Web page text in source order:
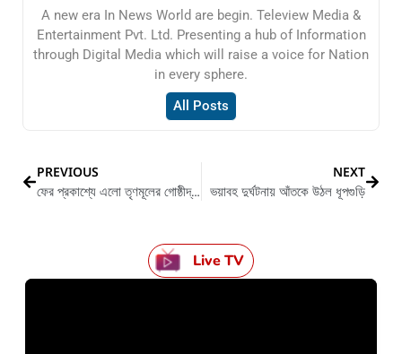
A new era In News World are begin. Teleview Media &
Entertainment Pvt. Ltd. Presenting a hub of Information
through Digital Media which will raise a voice for Nation
in every sphere.
All Posts
PREVIOUS
ফের প্রকাশ্যে এলো তৃণমূলের গোষ্ঠীদ্বন্দ্ব
NEXT
ভয়াবহ দুর্ঘটনায় আঁতকে উঠল ধূপগুড়ি
Live TV